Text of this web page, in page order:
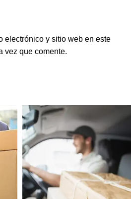
electrónico y sitio web en este
vez que comente.